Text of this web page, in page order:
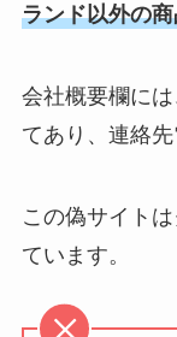
ランド以外の
会社概要欄に
てあり、連絡先
この偽サイト
ています。